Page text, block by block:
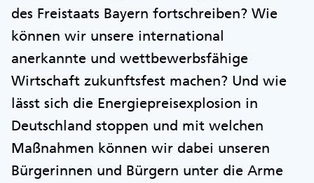
des Freistaats Bayern fortschreiben? Wie
können wir unsere international
anerkannte und wettbewerbsfähige
Wirtschaft zukunftsfest machen? Und wie
lässt sich die Energiepreisexplosion in
Deutschland stoppen und mit welchen
Maßnahmen können wir dabei unseren
Bürgerinnen und Bürgern unter die Arme